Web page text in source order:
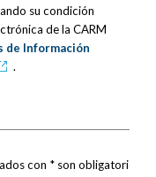
su condición
de la CARM
de Información
.
con * son obligatorios)